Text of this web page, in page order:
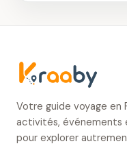
Votre guide voyage en
activités, événements
pour explorer